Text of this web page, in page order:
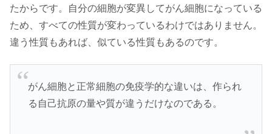
たからです。自分の細胞が変異してがん細胞になっている
ため、すべての性質が変わっているわけではありません。
違う性質もあれば、似ている性質もあるのです。
がん細胞と正常細胞の免疫学的な違いは、作られ
る自己抗原の量や質が違うだけなのである。